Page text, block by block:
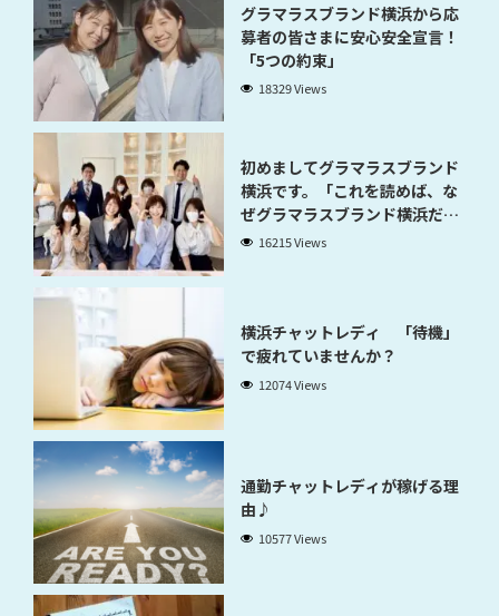
グラマラスブランド横浜から応
募者の皆さまに安心安全宣言！
「5つの約束」
18329 Views
初めましてグラマラスブランド
横浜です。「これを読めば、な
ぜグラマラスブランド横浜だと
稼げるのかが分かります」
16215 Views
横浜チャットレディ 「待機」
で疲れていませんか？
12074 Views
通勤チャットレディが稼げる理
由♪
10577 Views